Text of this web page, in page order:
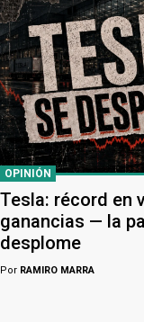
OPINIÓN
Tesla: récord en
ganancias — la
desplome
Por RAMIRO MARRA